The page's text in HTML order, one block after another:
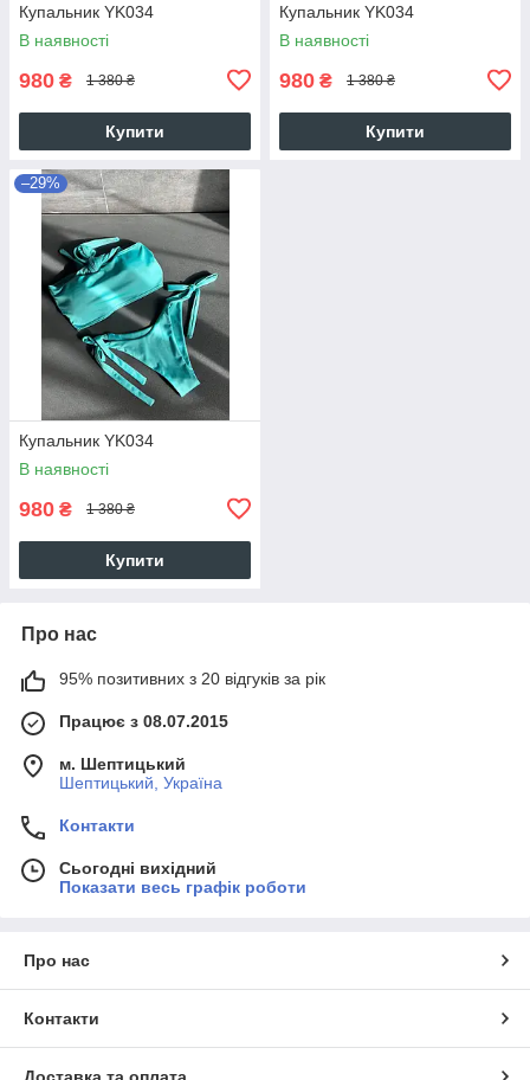
Купальник YK034
В наявності
980 ₴ 1 380 ₴
Купити
Купальник YK034
В наявності
980 ₴ 1 380 ₴
Купити
–29%
Купальник YK034
В наявності
980 ₴ 1 380 ₴
Купити
Про нас
95% позитивних з 20 відгуків за рік
Працює з 08.07.2015
м. Шептицький
Шептицький, Україна
Контакти
Сьогодні вихідний
Показати весь графік роботи
Про нас
Контакти